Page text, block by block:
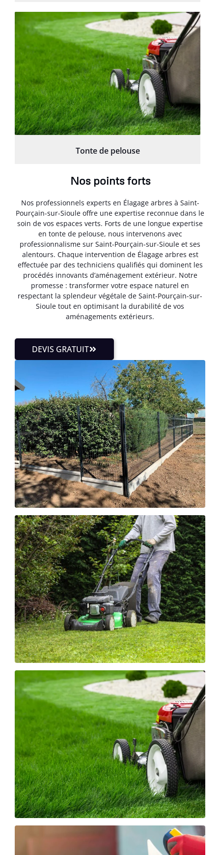
Tonte de pelouse
Nos points forts
Nos professionnels experts en Élagage arbres à Saint-
Pourçain-sur-Sioule offre une expertise reconnue dans le
soin de vos espaces verts. Forts de une longue expertise
en tonte de pelouse, nous intervenons avec
professionnalisme sur Saint-Pourçain-sur-Sioule et ses
alentours. Chaque intervention de Élagage arbres est
effectuée par des techniciens qualifiés qui dominent les
procédés innovants d’aménagement extérieur. Notre
promesse : transformer votre espace naturel en
respectant la splendeur végétale de Saint-Pourçain-sur-
Sioule tout en optimisant la durabilité de vos
aménagements extérieurs.
DEVIS GRATUIT